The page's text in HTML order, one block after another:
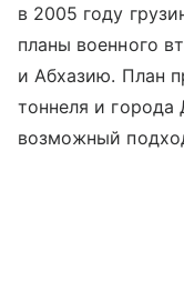
в 2005 году
планы военного
и Абхазию. План
тоннеля и города
возможный